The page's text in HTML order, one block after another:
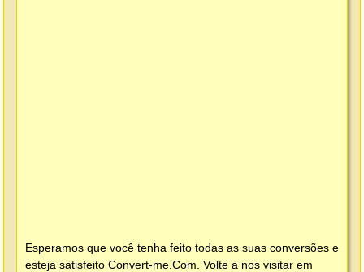
Esperamos que você tenha feito todas as suas conversões e
esteja satisfeito Convert-me.Com . Volte a nos visitar em